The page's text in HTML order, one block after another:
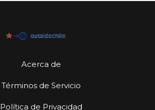
Acerca de
Términos de Servicio
Política de Privacidad